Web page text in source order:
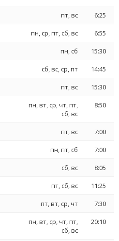
пт, вс 6:25
пн, ср, пт, сб, вс 6:55
пн, сб 15:30
сб, вс, ср, пт 14:45
пт, вс 15:30
пн, вт, ср, чт, пт,
сб, вс
8:50
пт, вс 7:00
пн, пт, сб 7:00
сб, вс 8:05
пт, сб, вс 11:25
пт, вт, ср, чт 7:30
пн, вт, ср, чт, пт,
сб, вс
20:10